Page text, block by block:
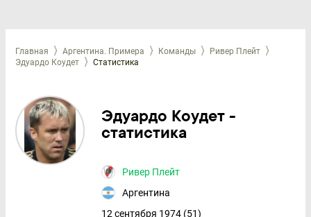
Главная Аргентина. Примера Команды
Ривер Плейт
Эдуардо Коудет
Статистика
Эдуардо Коудет -
статистика
Ривер Плейт
Аргентина
12 сентября 1974 (51)